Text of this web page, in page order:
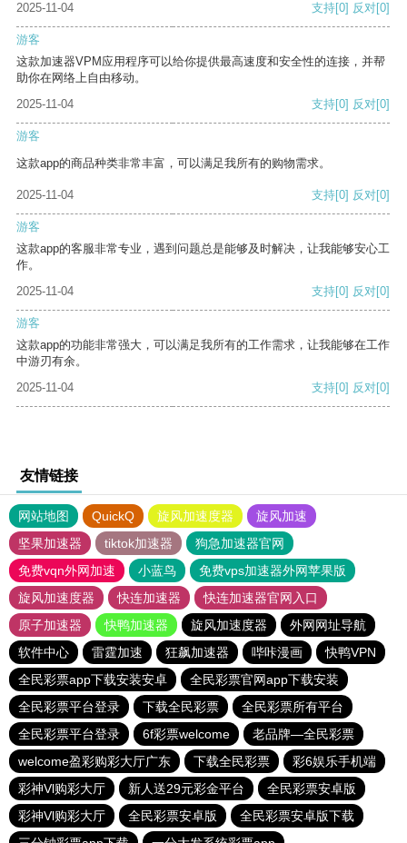
2025-11-04
支持[0] 反对[0]
游客
这款加速器VPM应用程序可以给你提供最高速度和安全性的连接，并帮
助你在网络上自由移动。
2025-11-04
支持[0] 反对[0]
游客
这款app的商品种类非常丰富，可以满足我所有的购物需求。
2025-11-04 支持[0] 反对[0]
游客
这款app的客服非常专业，遇到问题总是能够及时解决，让我能够安心工
作。
2025-11-04
支持[0] 反对[0]
游客
这款app的功能非常强大，可以满足我所有的工作需求，让我能够在工作
中游刃有余。
2025-11-04
支持[0] 反对[0]
友情链接
网站地图 QuickQ 旋风加速度器
旋风加速
坚果加速器
tiktok加速器
狗急加速器官网
免费vqn外网加速
小蓝鸟
免费vps加速器外网苹果版
旋风加速度器
快连加速器
快连加速器官网入口
原子加速器
快鸭加速器 旋风加速度器
外网网址导航
软件中心
雷霆加速 狂飙加速器 哔咔漫画
快鸭VPN
全民彩票app下载安装安卓
全民彩票官网app下载安装
全民彩票平台登录
下载全民彩票
全民彩票所有平台
全民彩票平台登录
6f彩票welcome
老品牌—全民彩票
welcome盈彩购彩大厅广东
下载全民彩票
彩6娱乐手机端
彩神Vl购彩大厅
新人送29元彩金平台
全民彩票安卓版
彩神Vl购彩大厅
全民彩票安卓版
全民彩票安卓版下载